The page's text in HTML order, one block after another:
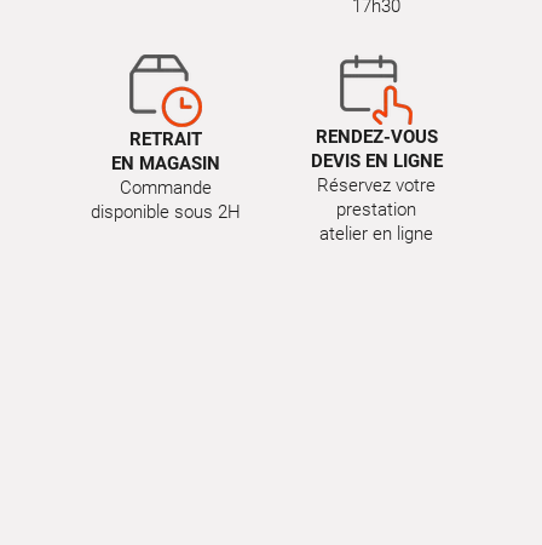
17h30
RETRAIT
EN MAGASIN
Commande
disponible sous 2H
RENDEZ-VOUS
DEVIS EN LIGNE
Réservez votre
prestation
atelier en ligne